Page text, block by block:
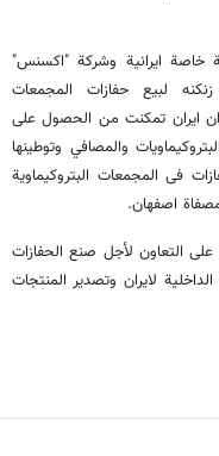
خاصة ايرانية وشركة "اكسنس"
لبيع حفازات المجمعات
ان ايران تمكنت من الحصول على
والمصافي وتوطينها
فى المجمعات البتروكيماوية
اصفهان.
على التعاون لأجل صنع الحفازات
لايران وتصدير المنتجات